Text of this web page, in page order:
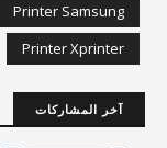
Printer Samsung
Printer Xprinter
آخر المشاركات